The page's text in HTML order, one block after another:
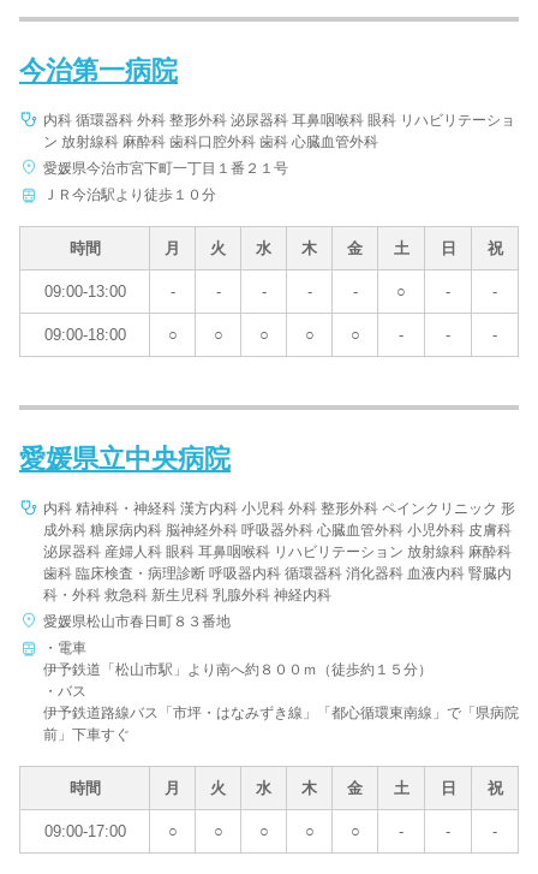
今治第一病院
内科 循環器科 外科 整形外科 泌尿器科 耳鼻咽喉科 眼科 リハビリテーショ
ン 放射線科 麻酔科 歯科口腔外科 歯科 心臓血管外科
愛媛県今治市宮下町一丁目１番２１号
ＪＲ今治駅より徒歩１０分
時間 月 火 水 木 金 土 日 祝
09:00-13:00 - - - - - ○ - -
09:00-18:00 ○ ○ ○ ○ ○ - - -
愛媛県立中央病院
内科 精神科・神経科 漢方内科 小児科 外科 整形外科 ペインクリニック 形
成外科 糖尿病内科 脳神経外科 呼吸器外科 心臓血管外科 小児外科 皮膚科
泌尿器科 産婦人科 眼科 耳鼻咽喉科 リハビリテーション 放射線科 麻酔科
歯科 臨床検査・病理診断 呼吸器内科 循環器科 消化器科 血液内科 腎臓内
科・外科 救急科 新生児科 乳腺外科 神経内科
愛媛県松山市春日町８３番地
・電車
伊予鉄道「松山市駅」より南へ約８００ｍ（徒歩約１５分）
・バス
伊予鉄道路線バス「市坪・はなみずき線」「都心循環東南線」で「県病院
前」下車すぐ
時間 月 火 水 木 金 土 日 祝
09:00-17:00 ○ ○ ○ ○ ○ - - -